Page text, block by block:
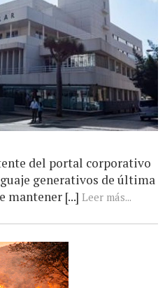
del portal corporativo
generativos de última
mantener [...] Leer más...